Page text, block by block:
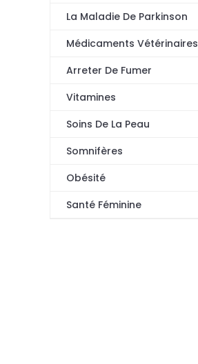
La Maladie De Parkinson
Médicaments Vétérinaires
Arreter De Fumer
Vitamines
Soins De La Peau
Somnifères
Obésité
Santé Féminine